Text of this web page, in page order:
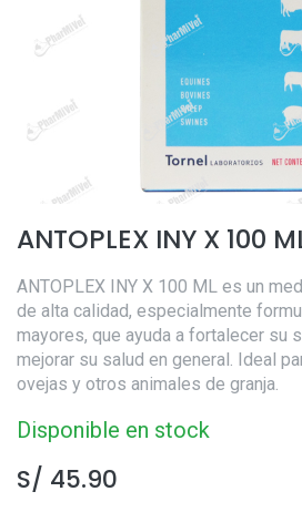
ANTOPLEX INY X 100
ANTOPLEX INY X 100 ML es un
de alta calidad, especialmente
mayores, que ayuda a fortalecer su
mejorar su salud en general. Ideal
ovejas y otros animales de granja.
Disponible en stock
S/ 45.90